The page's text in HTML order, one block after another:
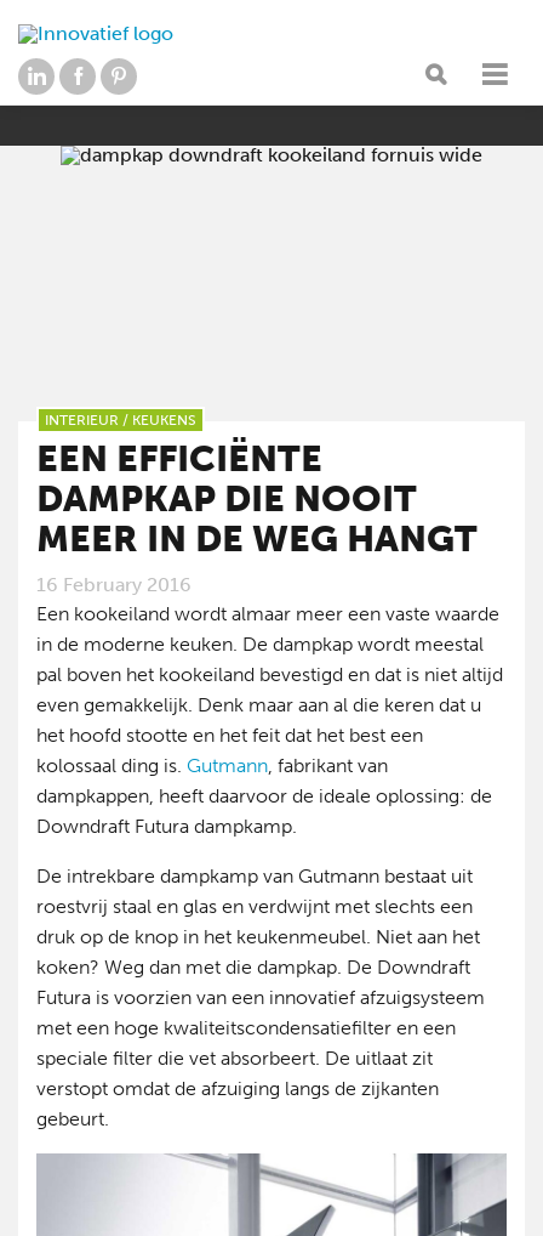
INTERIEUR / KEUKENS
EEN EFFICIËNTE
DAMPKAP DIE NOOIT
MEER IN DE WEG HANGT
16 February 2016
Een kookeiland wordt almaar meer een vaste waarde
in de moderne keuken. De dampkap wordt meestal
pal boven het kookeiland bevestigd en dat is niet altijd
even gemakkelijk. Denk maar aan al die keren dat u
het hoofd stootte en het feit dat het best een
kolossaal ding is. Gutmann, fabrikant van
dampkappen, heeft daarvoor de ideale oplossing: de
Downdraft Futura dampkamp.
De intrekbare dampkamp van Gutmann bestaat uit
roestvrij staal en glas en verdwijnt met slechts een
druk op de knop in het keukenmeubel. Niet aan het
koken? Weg dan met die dampkap. De Downdraft
Futura is voorzien van een innovatief afzuigsysteem
met een hoge kwaliteitscondensatiefilter en een
speciale filter die vet absorbeert. De uitlaat zit
verstopt omdat de afzuiging langs de zijkanten
gebeurt.